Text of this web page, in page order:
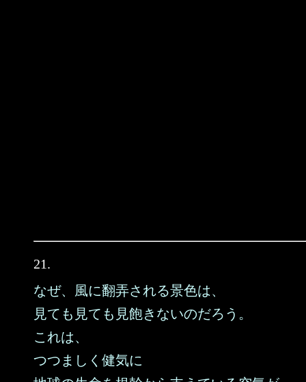
21.
なぜ、風に翻弄される景色は、
見ても見ても見飽きないのだろう。
これは、
つつましく健気に